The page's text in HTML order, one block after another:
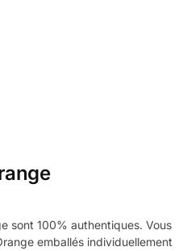
sont 100% authentiques. Vous
emballés individuellement